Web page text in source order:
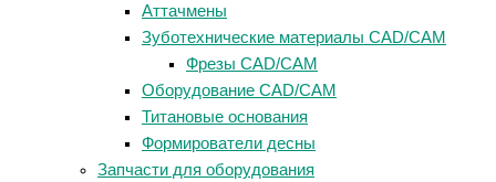
Аттачмены
Зуботехнические материалы CAD/CAM
Фрезы CAD/CAM
Оборудование CAD/CAM
Титановые основания
Формирователи десны
Запчасти для оборудования